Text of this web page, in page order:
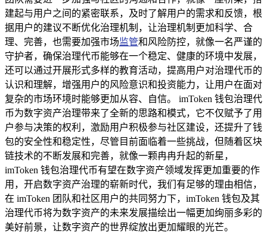
建起与用户之间的紧密联系，及时了解用户的需求和反馈，根
据用户的建议不断优化治理机制，让治理机制更加科学、合
理、完善，也需要加强市场监管和风险防控，就像一名严谨的
守护者，确保治理代币能够在一个稳定、健康的环境中发展，
还可以通过开展形式多样的教育活动，提高用户对治理代币的
认识和理解，增强用户的风险意识和投资能力，让用户在面对
复杂的市场环境时能够更加从容、自信。 imToken 钱包治理代
币为数字资产治理带来了全新的思路和模式，它不仅赋予了用
户参与决策的权利，激励用户积极参与社区建设，还提升了钱
包的安全性和稳定性，尽管目前面临着一些挑战，但随着区块
链技术的不断发展和完善，就像一颗冉冉升起的新星，
imToken 钱包治理代币有望在数字资产领域发挥更加重要的作
用，开启数字资产治理的崭新时代，我们有足够的理由相信，
在 imToken 团队和社区用户的共同努力下，imToken 钱包及其
治理代币将为数字资产的未来发展描绘出一幅更加绚丽多彩的
美好前景，让数字资产的世界绽放出更加耀眼的光芒。